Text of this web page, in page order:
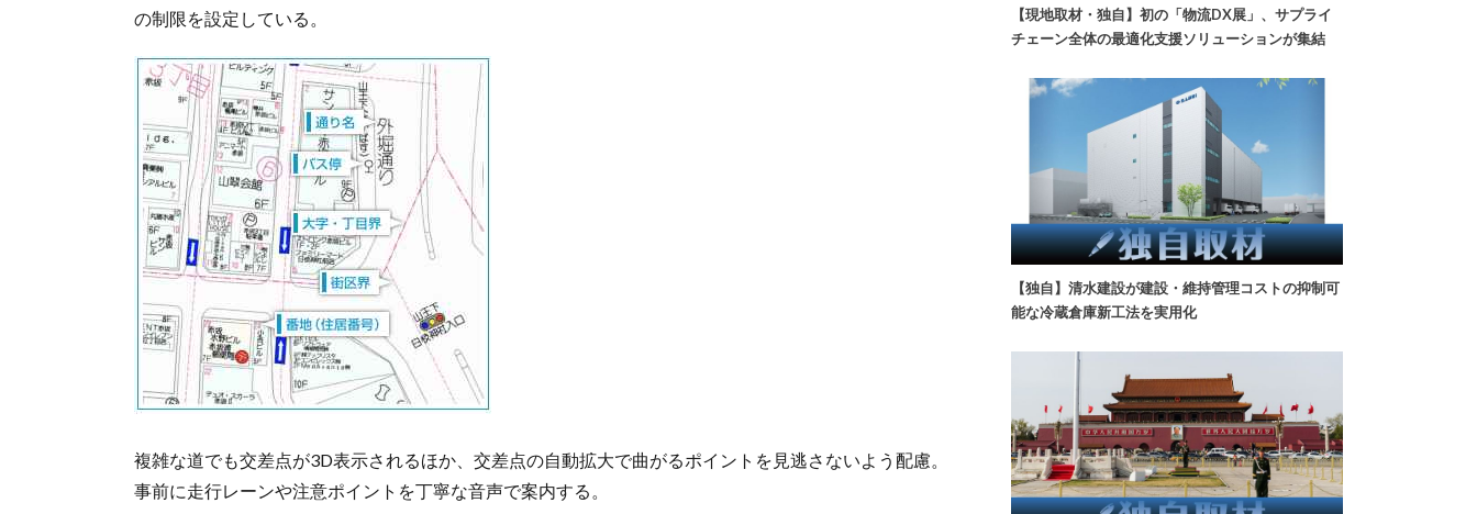
の制限を設定している。
複雑な道でも交差点が3D表示されるほか、交差点の自動拡大で曲がるポイントを見逃さないよう配慮。
事前に走行レーンや注意ポイントを丁寧な音声で案内する。
【現地取材・独自】初の「物流DX展」、サプライ
チェーン全体の最適化支援ソリューションが集結
【独自】清水建設が建設・維持管理コストの抑制可
能な冷蔵倉庫新工法を実用化